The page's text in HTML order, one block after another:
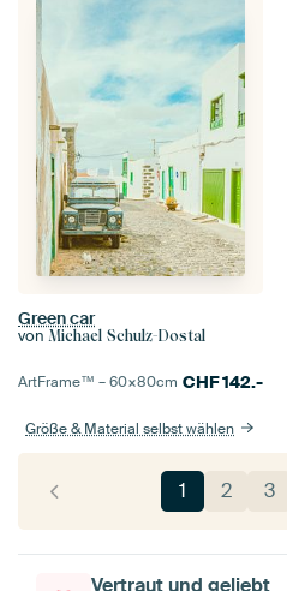
Green car
von Michael Schulz-Dostal
ArtFrame™ –60×80cm CHF142.-
Größe & Material selbst wählen
1 2 3
Vertraut und geliebt